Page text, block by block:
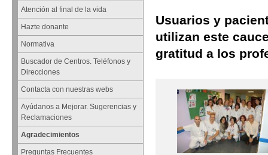
Atención al final de la vida
Hazte donante
Normativa
Buscador de Centros. Teléfonos y
Direcciones
Contacta con nuestras webs
Ayúdanos a Mejorar. Sugerencias y
Reclamaciones
Agradecimientos
Preguntas Frecuentes
Usuarios y
utilizan este
gratitud a los